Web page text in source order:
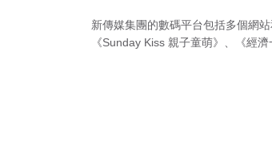
新傳媒集團的數碼平台包括多個網
《Sunday Kiss 親子童萌》
《經濟